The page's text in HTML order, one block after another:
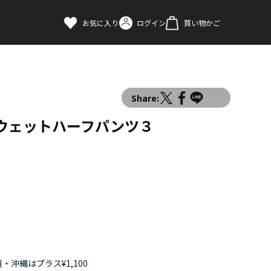
お気に入り ログイン 買い物かご
Share:
ェットハーフパンツ３
沖縄はプラス¥1,100